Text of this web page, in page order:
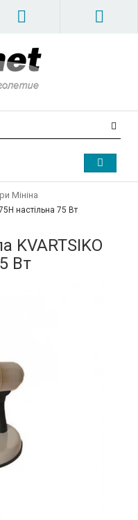
Мініна
настільна 75 Вт
KVARTSIKO
Вт